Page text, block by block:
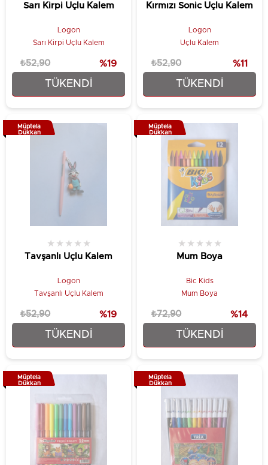
TÜKENDI
Sarı Kirpi Uçlu Kalem
Logon
Sarı Kirpi Uçlu Kalem
₺42,90
₺52,90 %19
TÜKENDI
Kırmızı Sonic Uçlu Kalem
Logon
Uçlu Kalem
₺46,90
₺52,90 %11
TÜKENDI
Tavşanlı Uçlu Kalem
★ ★ ★ ★ ★
Logon
Tavşanlı Uçlu Kalem
₺42,90
₺52,90 %19
Müptela
Dükkan
TÜKENDI
Mum Boya
★ ★ ★ ★ ★
Bic Kids
Mum Boya
₺62,90
₺72,90 %14
Müptela
Dükkan
Müptela
Dükkan
Müptela
Dükkan